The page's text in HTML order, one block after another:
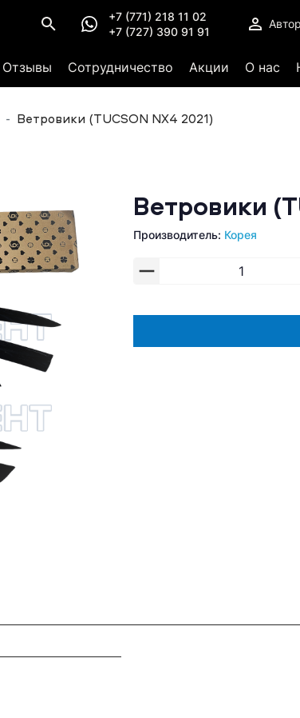
+7 (771) 218 11 02
+7 (727) 390 91 91
Отзывы Сотрудничество Акции О нас
Ветровики (TUCSON NX4 2021)
Ветровики
Производитель: Корея